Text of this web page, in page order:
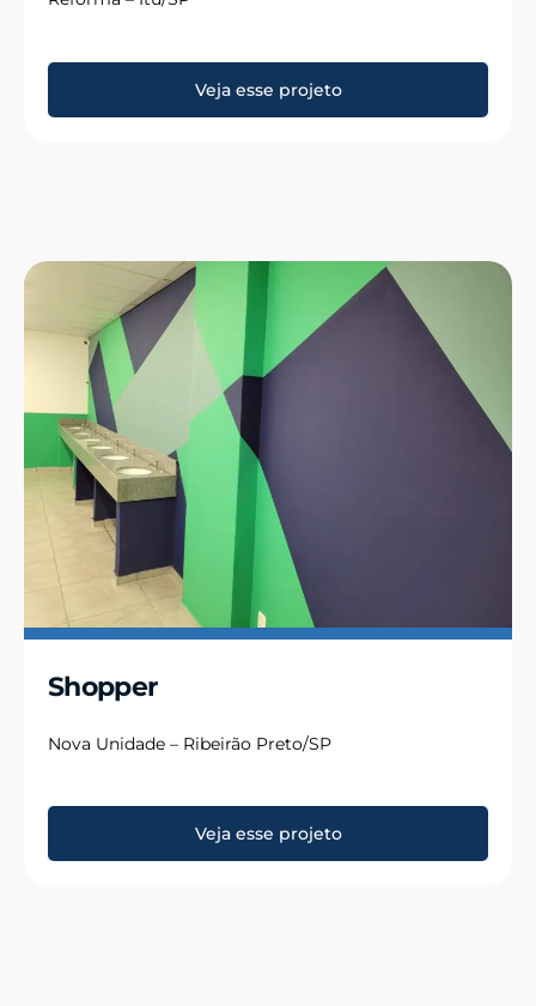
Veja esse projeto
Shopper
Nova Unidade – Ribeirão Preto/SP
Veja esse projeto